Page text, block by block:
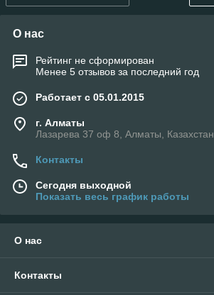
О нас
Рейтинг не сформирован
Менее 5 отзывов за последний год
Работает с 05.01.2015
г. Алматы
Лазарева 37 оф 8, Алматы, Казахстан
Контакты
Сегодня выходной
Показать весь график работы
О нас
Контакты